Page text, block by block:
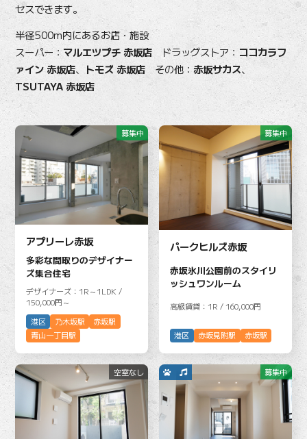
セスできます。
半径500m内にあるお店・施設
スーパー：マルエツプチ 赤坂店 ドラッグストア： ココカラフ
ァイン 赤坂店、 トモズ 赤坂店 その他：赤坂サカス、
TSUTAYA 赤坂店
アプリーレ赤坂
多彩な間取りのデザイナー
ズ集合住宅
デザイナーズ：1R～1LDK /
150,000円～
港区
乃木坂駅
赤坂駅
青山一丁目駅
募集中
パークヒルズ赤坂
赤坂氷川公園前のスタイリ
ッシュワンルーム
高級賃貸：1R / 160,000円
港区 赤坂見附駅 赤坂駅
募集中
空室なし 募集中